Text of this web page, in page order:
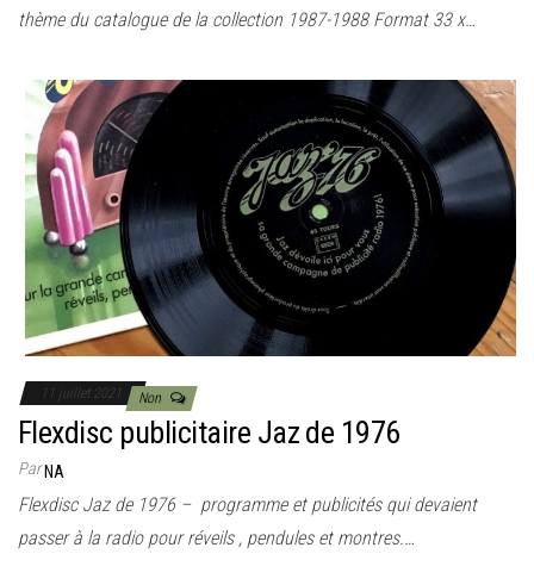
thème du catalogue de la collection 1987-1988 Format 33 x…
11 juillet 2021 Non
Flexdisc publicitaire Jaz de 1976
ParNA
Flexdisc Jaz de 1976 – programme et publicités qui devaient
passer à la radio pour réveils , pendules et montres.…